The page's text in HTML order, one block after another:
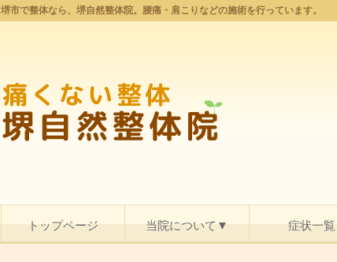
堺市で整体なら、堺自然整体院。腰痛・肩こりなどの施術を行っています。
トップページ 当院について▼ 症状一覧